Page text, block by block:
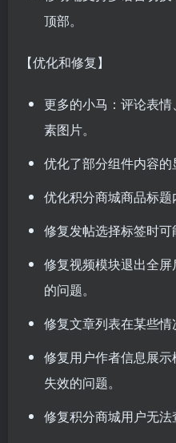
顶部。
【优化和修复】
更多的小马：评论表
素图片。
优化了部分组件内容的
优化积分商城商品标题
修复发帖选择标签时可
修复视频模块退出全
的问题。
修复文章列表在某些情
修复用户作者信息展
失效的问题。
修复积分商城用户无法